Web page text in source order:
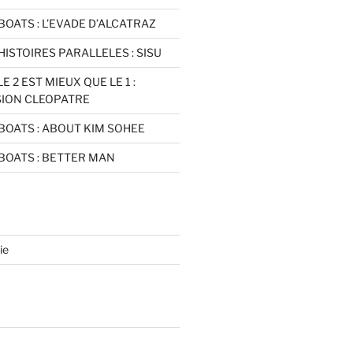
: L’EVADE D’ALCATRAZ
PARALLELES : SISU
2 EST MIEUX QUE LE 1 :
CLEOPATRE
: ABOUT KIM SOHEE
: BETTER MAN